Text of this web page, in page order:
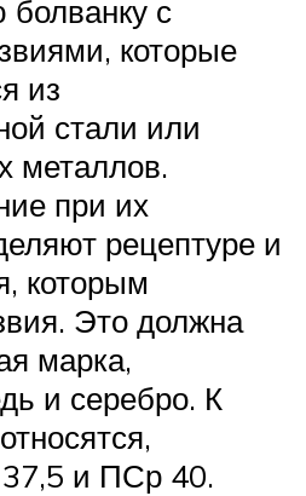
болванку с
которые
из
стали или
металлов.
при их
рецептуре и
которым
Это должна
марка,
и серебро. К
и ПСр 40.